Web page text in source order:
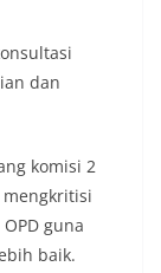
air
RI.
salah satu
dalam
seluruh
memasang
masing-
dan
komisi 2
guna
baik.